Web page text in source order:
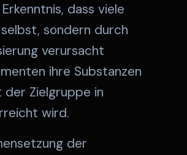
dass viele
sondern durch
verursacht
ihre Substanzen
Zielgruppe in
wird.
der